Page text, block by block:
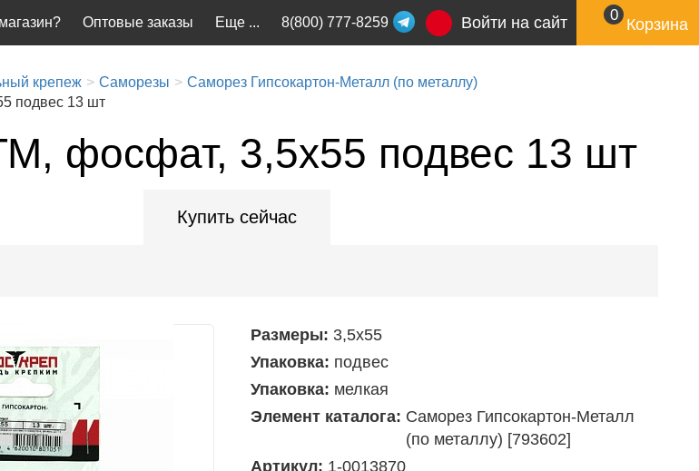
Еще ...
Оптовые заказы 8(800) 777-8259 Войти на сайт 0
Корзина
крепеж Саморезы
Саморез Гипсокартон-Металл (по металлу)
подвес 13 шт
фосфат, 3,5x55 подвес 13 шт
Купить сейчас
Размеры: 3,5х55
Упаковка: подвес
Упаковка: мелкая
Элемент каталога: Саморез Гипсокартон-Металл
(по металлу) [793602]
Артикул: 1-0013870